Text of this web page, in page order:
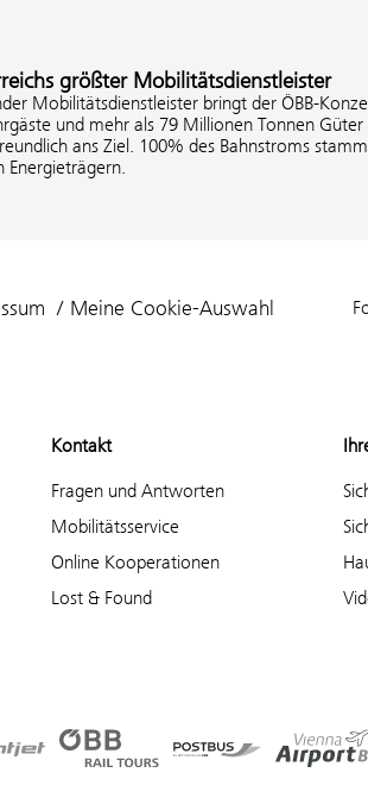
größter Mobilitätsdienstleister
Mobilitätsdienstleister bringt der ÖBB-
und mehr als 79 Millionen Tonnen
ans Ziel. 100% des Bahnstroms
Energieträgern.
Meine Cookie-Auswahl
Kontakt
Fragen und Antworten
Mobilitätsservice
Online Kooperationen
Lost & Found